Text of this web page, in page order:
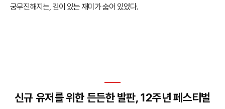
궁무진해지는, 깊이 있는 재미가 숨어 있었다.
신규 유저를 위한 든든한 발판, 12주년 페스티벌